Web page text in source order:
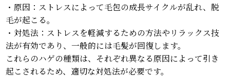
・原因：ストレスによって毛包の成長サイクルが乱れ、脱
毛が起こる。
・対処法：ストレスを軽減するための方法やリラックス技
法が有効であり、一般的には毛髪が回復します。
これらのハゲの種類は、それぞれ異なる原因によって引き
起こされるため、適切な対処法が必要です。